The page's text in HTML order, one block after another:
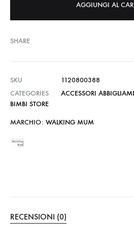
AGGIUNGI AL
SHARE
SKU
1120800388
CATEGORIES
ACCESSORI
BIMBI STORE
MARCHIO: WALKING MUM
RECENSIONI (0)